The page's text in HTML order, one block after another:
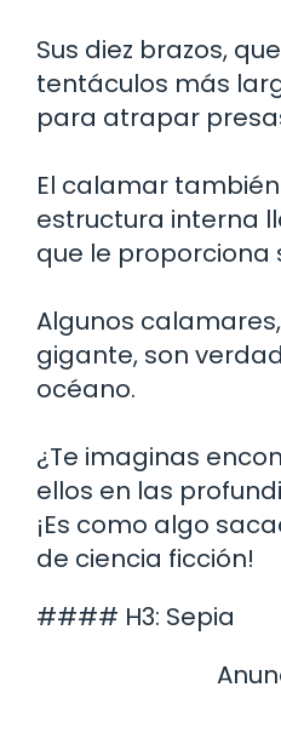
Sus diez brazos,
tentáculos más
para atrapar
El calamar
estructura interna
que le proporciona
Algunos
gigante, son
océano.
¿Te imaginas
ellos en las
¡Es como algo
de ciencia ficción!
#### H3: Sepia